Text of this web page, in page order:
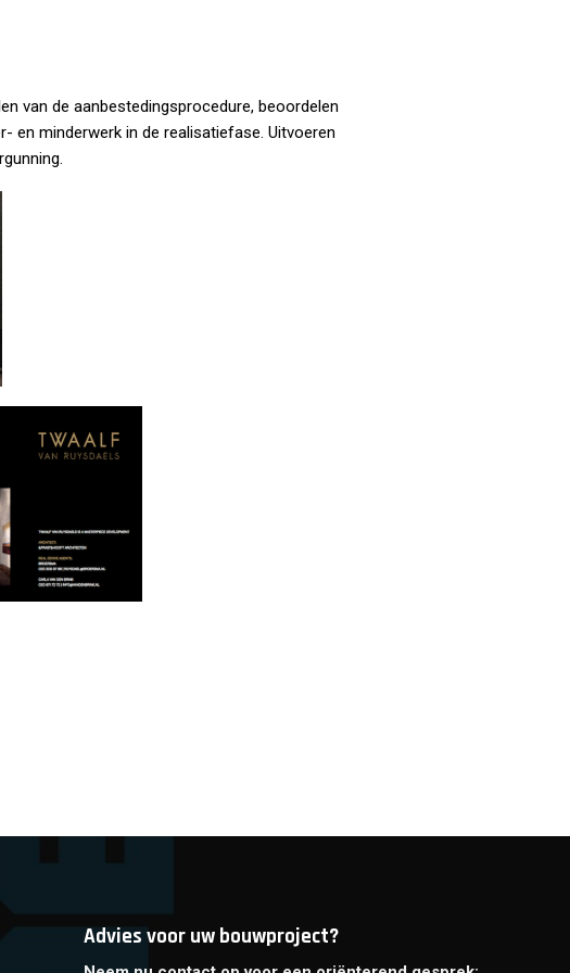
van de aanbestedingsprocedure, beoordelen
en minderwerk in de realisatiefase. Uitvoeren
Advies voor uw bouwproject?